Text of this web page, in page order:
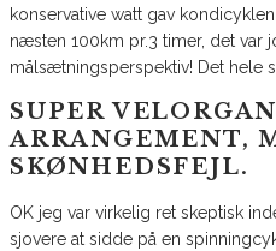
konservative watt gav
næsten 100km pr.3 timer, det var
målsætningsperspektiv! Det hele
SUPER
ARRANGEMENT,
SKØNHEDSFEJL.
OK jeg var virkelig ret skeptisk
sjovere at sidde på en